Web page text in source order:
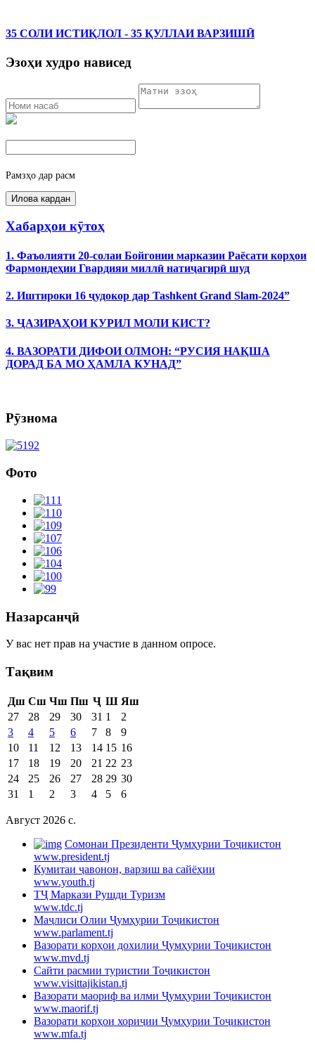
35 СОЛИ ИСТИҚЛОЛ - 35 ҚУЛЛАИ ВАРЗИШӢ
Эзоҳи худро нависед
Рамзҳо дар расм
Хабарҳои кӯтоҳ
1. Фаъолияти 20-солаи Бойгонии марказии Раёсати корҳои
Фармондеҳии Гвардияи миллӣ натиҷагирӣ шуд
2. Иштироки 16 ҷудокор дар Tashkent Grand Slam-2024”
3. ҶАЗИРАҲОИ КУРИЛ МОЛИ КИСТ?
4. ВАЗОРАТИ ДИФОИ ОЛМОН: “РУСИЯ НАҚША
ДОРАД БА МО ҲАМЛА КУНАД”
Рӯзнома
Фото
Назарсанҷӣ
У вас нет прав на участие в данном опросе.
Тақвим
Дш Сш Чш Пш Ҷ Ш Яш
27
28 29 30 31 1
2
3
4 5 6 7 8
9
10
11 12 13 14 15 16
17
18 19 20 21 22 23
24
25 26 27 28 29 30
31
1 2 3 4 5 6
Август 2026 c.
Cомонаи Президенти Ҷумҳурии Тоҷикистон
www.president.tj
Кумитаи ҷавонон, варзиш ва сайёҳии
www.youth.tj
ТҶ Маркази Рушди Туризм
www.tdc.tj
Маҷлиси Олии Ҷумҳурии Тоҷикистон
www.parlament.tj
Вазорати корҳои дохилии Ҷумҳурии Тоҷикистон
www.mvd.tj
Сайти расмии туристии Тоҷикистон
www.visittajikistan.tj
Вазорати маориф ва илми Ҷумҳурии Тоҷикистон
www.maorif.tj
Вазорати корҳои хориҷии Ҷумҳурии Тоҷикистон
www.mfa.tj